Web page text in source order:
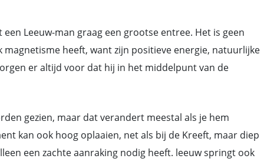
Leeuw-man graag een grootse entree. Het is geen
magnetisme heeft, want zijn positieve energie, natuurlijke
er altijd voor dat hij in het middelpunt van de
gezien, maar dat verandert meestal als je hem
kan ook hoog oplaaien, net als bij de Kreeft, maar diep
een zachte aanraking nodig heeft. leeuw springt ook